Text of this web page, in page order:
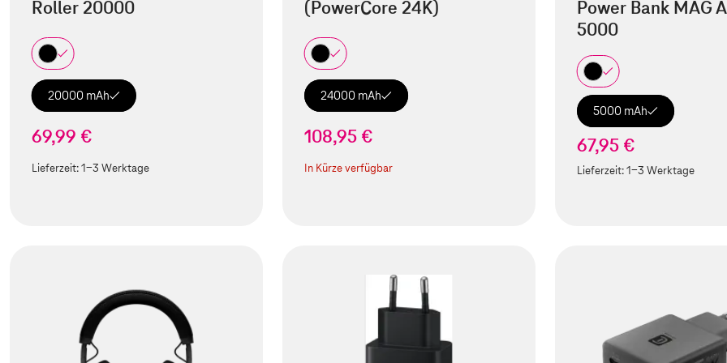
Roller 20000
20000 mAh
69,99 €
Lieferzeit:1-3 Werktage
(PowerCore 24K)
24000 mAh
108,95 €
In Kürze verfügbar
Power Bank MAG
5000
5000 mAh
67,95 €
Lieferzeit:1-3 Werktage